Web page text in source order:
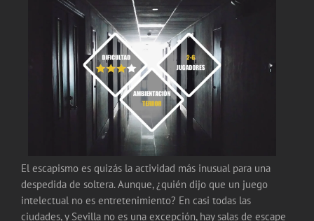
El escapismo es quizás la actividad más inusual para una
despedida de soltera. Aunque, ¿quién dijo que un juego
intelectual no es entretenimiento? En casi todas las
ciudades, y Sevilla no es una excepción, hay salas de escape